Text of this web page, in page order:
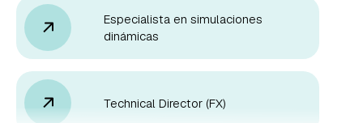
Especialista en simulaciones
dinámicas
Technical Director (FX)